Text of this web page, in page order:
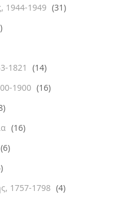
1944-1949 (31)
1821
(14)
1900 (16)
(16)
(6)
1757-1798 (4)